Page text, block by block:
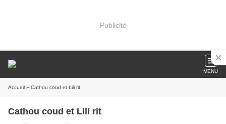
Publicité
MENU
Accueil » Cathou coud et Lili rit
Cathou coud et Lili rit